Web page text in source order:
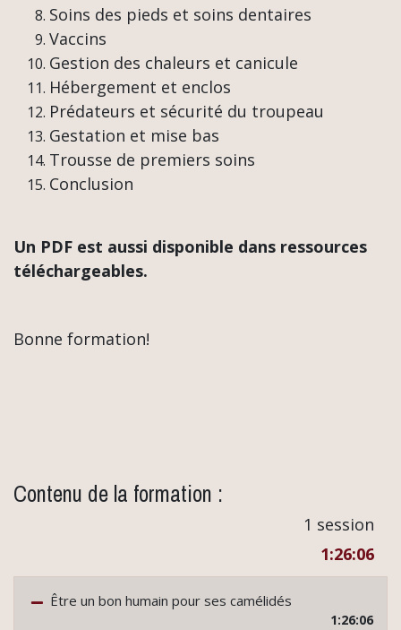
Soins des pieds et soins dentaires
Vaccins
Gestion des chaleurs et canicule
Hébergement et enclos
Prédateurs et sécurité du troupeau
Gestation et mise bas
Trousse de premiers soins
Conclusion
Un PDF est aussi disponible dans ressources
téléchargeables.
Bonne formation!
Contenu de la formation :
1 session
1:26:06
Être un bon humain pour ses camélidés
1:26:06